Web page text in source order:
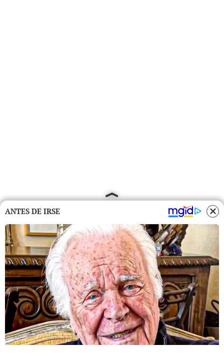
ANTES DE IRSE